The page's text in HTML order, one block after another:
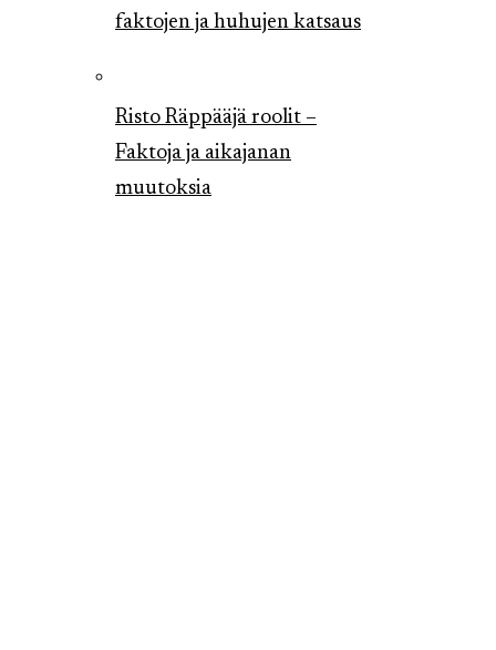
faktojen ja huhujen katsaus
Risto Räppääjä roolit –
Faktoja ja aikajanan
muutoksia